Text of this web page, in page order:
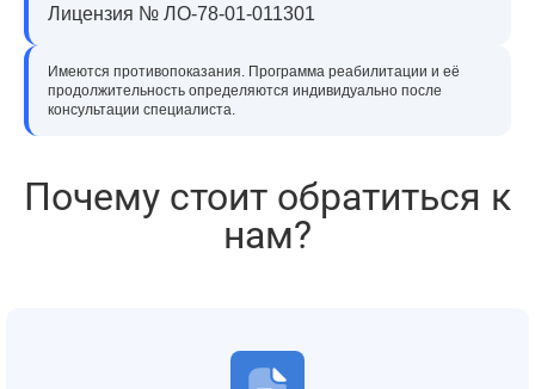
Лицензия № ЛО-78-01-011301
Имеются противопоказания. Программа реабилитации и её
продолжительность определяются индивидуально после
консультации специалиста.
Почему стоит обратиться к
нам?